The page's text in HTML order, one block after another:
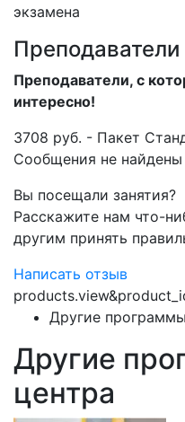
экзамена
Преподаватели
Преподаватели, с
интересно!
3708 руб. - Пакет
Сообщения не найдены
Вы посещали занятия?
Расскажите нам что-
другим принять
Написать отзыв
Другие
Другие
центра